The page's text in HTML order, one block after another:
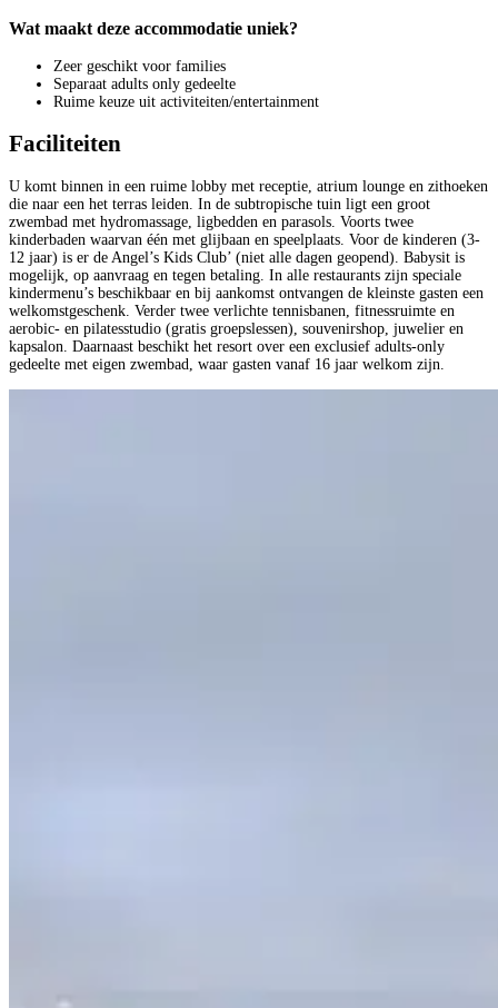
Wat maakt deze accommodatie uniek?
Zeer geschikt voor families
Separaat adults only gedeelte
Ruime keuze uit activiteiten/entertainment
Faciliteiten
U komt binnen in een ruime lobby met receptie, atrium lounge en zithoeken
die naar een het terras leiden. In de subtropische tuin ligt een groot
zwembad met hydromassage, ligbedden en parasols. Voorts twee
kinderbaden waarvan één met glijbaan en speelplaats. Voor de kinderen (3-
12 jaar) is er de Angel’s Kids Club’ (niet alle dagen geopend). Babysit is
mogelijk, op aanvraag en tegen betaling. In alle restaurants zijn speciale
kindermenu’s beschikbaar en bij aankomst ontvangen de kleinste gasten een
welkomstgeschenk. Verder twee verlichte tennisbanen, fitnessruimte en
aerobic- en pilatesstudio (gratis groepslessen), souvenirshop, juwelier en
kapsalon. Daarnaast beschikt het resort over een exclusief adults-only
gedeelte met eigen zwembad, waar gasten vanaf 16 jaar welkom zijn.